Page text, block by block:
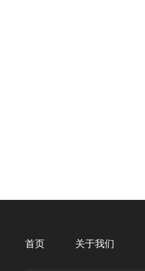
首页 关于我们